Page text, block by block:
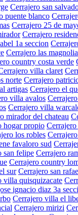
Cerrajero san
puente blanco
Cerrajero 25 de
Cerrajero
1a seccion
Cerrajero las
country costa verde
villa claret
norte Cerrajero
artigas Cerrajero el
villa avalos
Cerrajero villa
mirador del chateau
hogar propio
los robles
favaloro sud
san felipe Cerrajero
Cerrajero country
sur Cerrajero san
villa quisquizacate
ignacio diaz 3a
Cerrajero villa el
Cerrajero mirizi